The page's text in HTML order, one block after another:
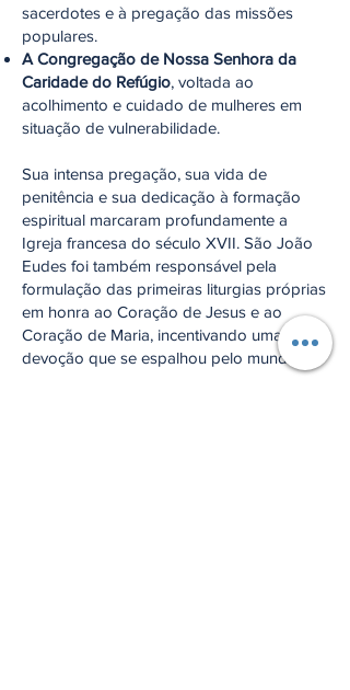
sacerdotes e à pregação das missões
populares.
A Congregação de Nossa Senhora da
Caridade do Refúgio, voltada ao
acolhimento e cuidado de mulheres em
situação de vulnerabilidade.
Sua intensa pregação, sua vida de
penitência e sua dedicação à formação
espiritual marcaram profundamente a
Igreja francesa do século XVII. São João
Eudes foi também responsável pela
formulação das primeiras liturgias próprias
em honra ao Coração de Jesus e ao
Coração de Maria, incentivando uma
devoção que se espalhou pelo mundo.